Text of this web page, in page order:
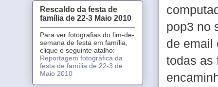
pop3 no
de email
todas as
Rescaldo da festa de
família de 22-3 Maio 2010
Para ver fotografias do fim-de-
semana de festa em família,
clique o seguinte atalho:
Reportagem fotográfica da
festa de família de 22-3 de
Maio 2010